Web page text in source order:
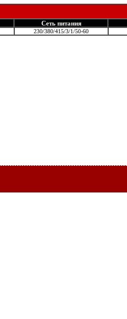
Сеть питания
230/380/415/3/1/50-60